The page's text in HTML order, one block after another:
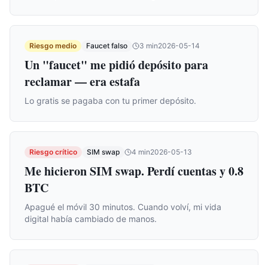
Riesgo medio Faucet falso 3 min2026-05-14
Un "faucet" me pidió depósito para
reclamar — era estafa
Lo gratis se pagaba con tu primer depósito.
Riesgo crítico SIM swap 4 min2026-05-13
Me hicieron SIM swap. Perdí cuentas y 0.8
BTC
Apagué el móvil 30 minutos. Cuando volví, mi vida
digital había cambiado de manos.